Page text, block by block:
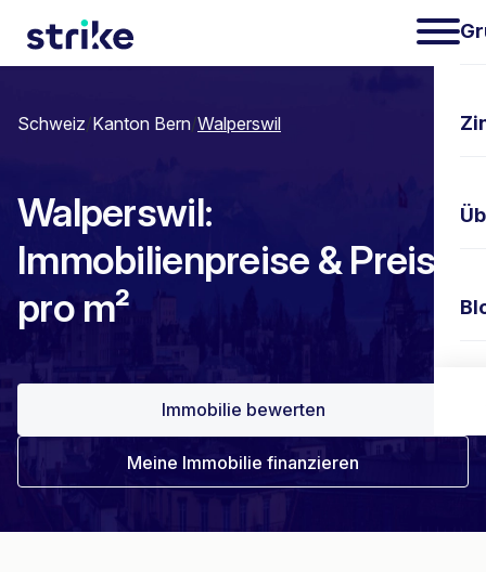
Schweiz/Kanton Bern/Walperswil
Walperswil:
Immobilienpreise & Preis
pro m²
Immobilie bewerten
Meine Immobilie finanzieren